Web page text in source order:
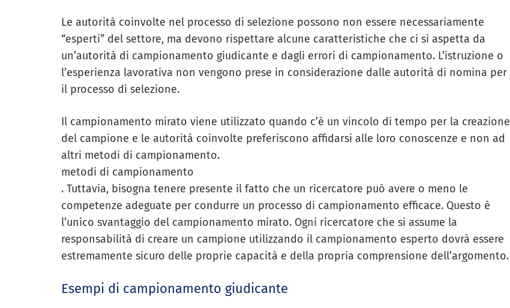
Le autorità coinvolte nel processo di selezione possono non essere necessariamente
“esperti” del settore, ma devono rispettare alcune caratteristiche che ci si aspetta da
un’autorità di campionamento giudicante e dagli errori di campionamento. L’istruzione o
l’esperienza lavorativa non vengono prese in considerazione dalle autorità di nomina per
il processo di selezione.
Il campionamento mirato viene utilizzato quando c’è un vincolo di tempo per la creazione
del campione e le autorità coinvolte preferiscono affidarsi alle loro conoscenze e non ad
altri metodi di campionamento.
metodi di campionamento
. Tuttavia, bisogna tenere presente il fatto che un ricercatore può avere o meno le
competenze adeguate per condurre un processo di campionamento efficace. Questo è
l’unico svantaggio del campionamento mirato. Ogni ricercatore che si assume la
responsabilità di creare un campione utilizzando il campionamento esperto dovrà essere
estremamente sicuro delle proprie capacità e della propria comprensione dell’argomento.
Esempi di campionamento giudicante